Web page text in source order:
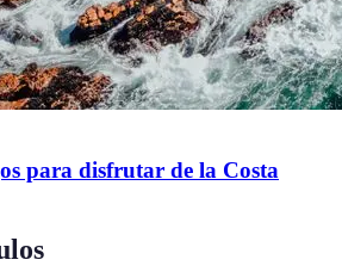
para disfrutar de la Costa